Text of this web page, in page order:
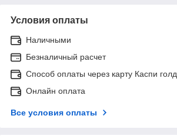
Условия оплаты
Наличными
Безналичный расчет
Способ оплаты через карту Каспи голд
Онлайн оплата
Все условия оплаты